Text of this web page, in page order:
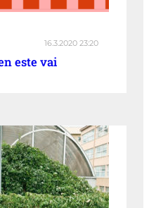
16.3.2020 23:20
este vai